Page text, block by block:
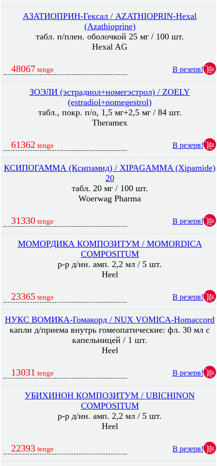
АЗАТИОПРИН-Гексал / AZATHIOPRIN-Hexal
(Azathioprine)
табл. п/плен. оболочкой 25 мг / 100 шт.
Hexal AG
48067 tenge В резерв!
ЗОЭЛИ (эстрадиол+номегэстрол) / ZOELY
(estradiol+nomegestrol)
табл., покр. п/о, 1,5 мг+2,5 мг / 84 шт.
Theramex
61362 tenge В резерв!
КСИПОГАММА (Ксипамид) / XIPAGAMMA (Xipamide)
20
табл. 20 мг / 100 шт.
Woerwag Pharma
31330 tenge В резерв!
МОМОРДИКА КОМПОЗИТУМ / MOMORDICA
COMPOSITUM
р-р д/ин. амп. 2,2 мл / 5 шт.
Heel
23365 tenge В резерв!
НУКС ВОМИКА-Гомакорд / NUX VOMICA-Homaccord
капли д/приема внутрь гомеопатические: фл. 30 мл с
капельницей / 1 шт.
Heel
13031 tenge В резерв!
УБИХИНОН КОМПОЗИТУМ / UBICHINON
COMPOSITUM
р-р д/ин. амп. 2,2 мл / 5 шт.
Heel
22393 tenge В резерв!